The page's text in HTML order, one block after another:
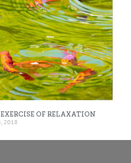
OF RELAXATION
2018